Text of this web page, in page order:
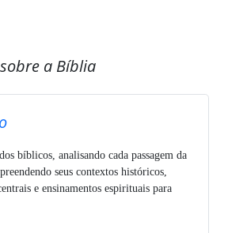
a Bíblia
bíblicos, analisando cada passagem da
seus contextos históricos,
e ensinamentos espirituais para